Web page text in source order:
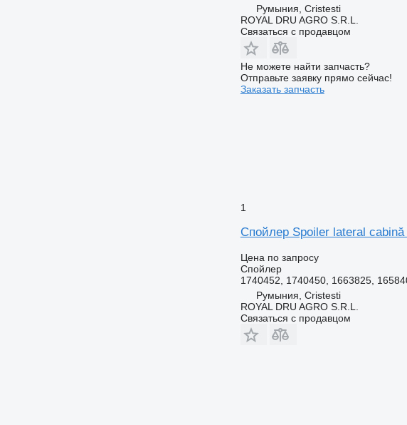
Румыния, Cristesti
ROYAL DRU AGRO S.R.L.
Связаться с продавцом
Не можете найти запчасть?
Отправьте заявку прямо сейчас!
Заказать запчасть
1
Спойлер Spoiler lateral cabină
Цена по запросу
Спойлер
1740452, 1740450, 1663825,
Румыния, Cristesti
ROYAL DRU AGRO S.R.L.
Связаться с продавцом